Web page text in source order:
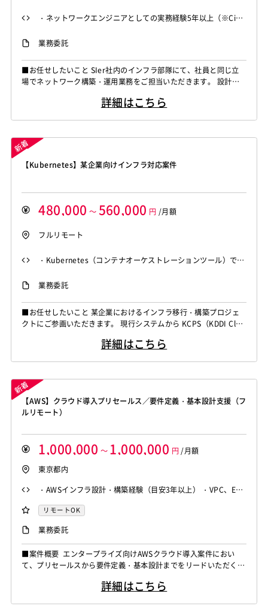
・ネットワークエンジニアとしての実務経験5年以上（※Cisc
構築作業を遂行できるスキル ・FortiGateを用いた設計、設
定、構築の実務経験
業務委託
■お任せしたいこと SIer社内のインフラ部隊にて、社員と同じ立
場でネットワーク構築・運用業務をご担当いただきます。 設計書
フォローや現地出社での導入対応まで幅広くご推進いただきます。
ィ・...
詳細はこちら
【Kubernetes】某企業向けインフラ対応案件
480,000 ～ 560,000 円 /月額
フルリモート
・Kubernetes（コンテナオーケストレーションツール）での
実務経験 ・アジャイル開発プロセスでのプロジェクト参画経
験 ・高いコミュニケーション能力と能動的な行動力
業務委託
■お任せしたいこと 某企業におけるインフラ移行・構築プロジェ
クトにご参画いただきます。 現行システムから KCPS（KDDI Clou
用いたコンテナ環境の構築や保守運用をご担当いただきます。 ア
詳細はこちら
【AWS】クラウド導入プリセールス／要件定義・基本設計支援（フ
ルリモート）
1,000,000 ～ 1,000,000 円 /月額
東京都内
・AWSインフラ設計・構築経験（目安3年以上） ・VPC、EC
2、RDS、S3、IAM、バックアップ等の主要サービスを用いた
設計・構築経験 ・顧客要件をもとに要件定義から基本設計ま
で自走できる方 ・構成図・設計書の作成経験 ・AWS利用料・
工数を含む概算見積り作成経験 ・提案書・顧客提出資料の作
成経験 ・顧客との技術的な折衝・説明経験
リモートOK
業務委託
■案件概要 エンタープライズ向けAWSクラウド導入案件におい
て、プリセールスから要件定義・基本設計までをリードいただくポ
検討、要件整理、基本設計、概算見積り、提案書作成、技術説明ま
詳細はこちら